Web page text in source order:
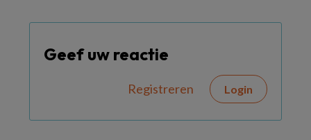
Geef uw reactie
Registreren Login